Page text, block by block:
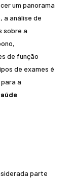
um panorama
a análise de
sobre a
de função
de exames é
para a
parte